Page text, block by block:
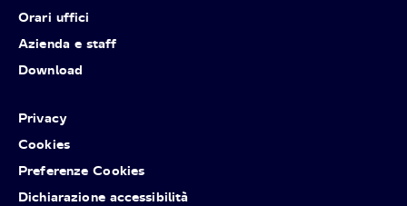
Orari uffici
Azienda e staff
Download
Privacy
Cookies
Preferenze Cookies
Dichiarazione accessibilità